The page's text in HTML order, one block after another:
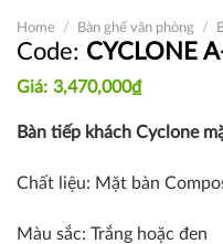
Home / Bàn ghế văn phòng /
CYCLONE
3,470,000₫
Bàn tiếp khách Cyclone
Chất liệu: Mặt bàn
Màu sắc: Trắng hoặc đen